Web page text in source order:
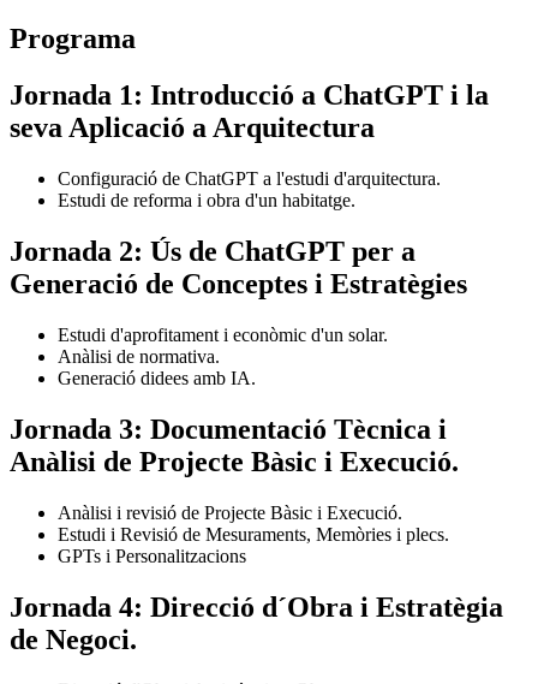
Programa
Jornada 1: Introducció a ChatGPT i la
seva Aplicació a Arquitectura
Configuració de ChatGPT a l'estudi d'arquitectura.
Estudi de reforma i obra d'un habitatge.
Jornada 2: Ús de ChatGPT per a
Generació de Conceptes i Estratègies
Estudi d'aprofitament i econòmic d'un solar.
Anàlisi de normativa.
Generació didees amb IA.
Jornada 3: Documentació Tècnica i
Anàlisi de Projecte Bàsic i Execució.
Anàlisi i revisió de Projecte Bàsic i Execució.
Estudi i Revisió de Mesuraments, Memòries i plecs.
GPTs i Personalitzacions
Jornada 4: Direcció d´Obra i Estratègia
de Negoci.